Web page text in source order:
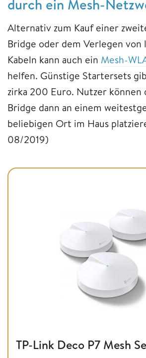
durch ein Mesh-
Alternativ zum Kauf einer
Bridge oder dem Verlegen von
Kabeln kann auch ein Mesh-
helfen. Günstige Startersets
zirka 200 Euro. Nutzer können
Bridge dann an einem
beliebigen Ort im Haus
08/2019)
TP-Link Deco P7 Mesh